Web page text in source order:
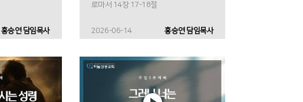
홍승연 담임목사
로마서 14장 17-18절
2026-06-14 홍승연 담임목사